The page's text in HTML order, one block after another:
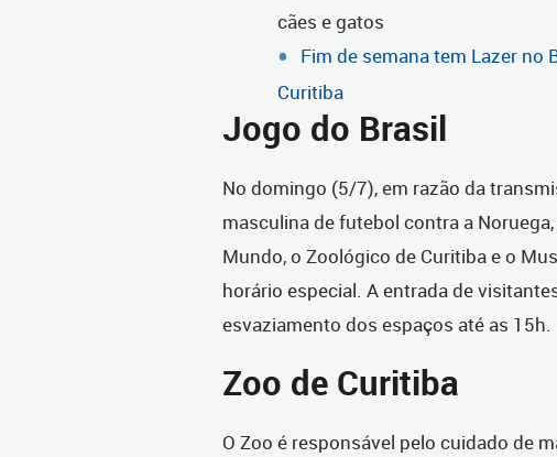
cães e gatos
Fim de semana tem Lazer no
Curitiba
Jogo do Brasil
No domingo (5/7), em razão da
masculina de futebol contra a
Mundo, o Zoológico de Curitiba e o
horário especial. A entrada de
esvaziamento dos espaços até as 15h.
Zoo de Curitiba
O Zoo é responsável pelo cuidado de